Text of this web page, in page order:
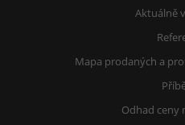
Aktuálně
Mapa prodaných a
Odhad ceny